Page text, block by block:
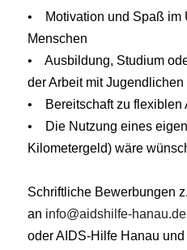
• Motivation und Spaß im
Menschen
• Ausbildung, Studium
der Arbeit mit
• Bereitschaft zu flexiblen
• Die Nutzung eines
Kilometergeld) wäre
Schriftliche Bewerbungen
an info@aidshilfe-hanau.de
oder AIDS-Hilfe Hanau